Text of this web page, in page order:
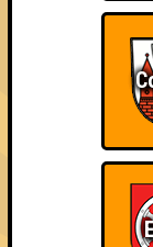
Kleiner Hinweis:
verlieren,
schließlich